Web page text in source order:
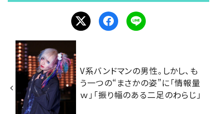
V系バンドマンの男性。しかし、も
う一つの“まさかの姿”に「情報量
ｗ」「振り幅のある二足のわらじ」